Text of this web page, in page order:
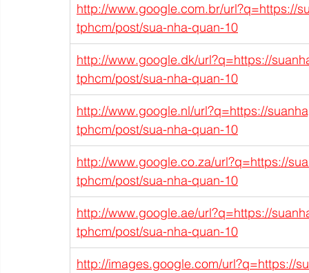
http://www.google.com.br/url?q=https://
tphcm/post/sua-nha-quan-10
http://www.google.dk/url?q=https://
tphcm/post/sua-nha-quan-10
http://www.google.nl/url?q=https://
tphcm/post/sua-nha-quan-10
http://www.google.co.za/url?q=https://
tphcm/post/sua-nha-quan-10
http://www.google.ae/url?q=https://
tphcm/post/sua-nha-quan-10
http://images.google.com/url?q=https://